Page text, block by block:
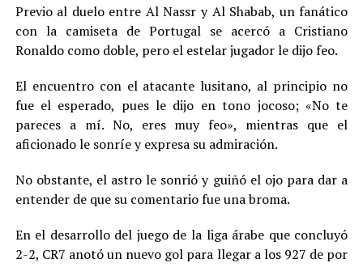
Previo al duelo entre Al Nassr y Al Shabab, un fanático
con la camiseta de Portugal se acercó a Cristiano
Ronaldo como doble, pero el estelar jugador le dijo feo.
El encuentro con el atacante lusitano, al principio no
fue el esperado, pues le dijo en tono jocoso; «No te
pareces a mí. No, eres muy feo», mientras que el
aficionado le sonríe y expresa su admiración.
No obstante, el astro le sonrió y guiñó el ojo para dar a
entender de que su comentario fue una broma.
En el desarrollo del juego de la liga árabe que concluyó
2-2, CR7 anotó un nuevo gol para llegar a los 927 de por